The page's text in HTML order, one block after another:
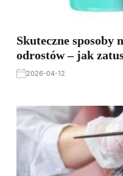
Skuteczne sposoby
odrostów – jak
2026-04-12